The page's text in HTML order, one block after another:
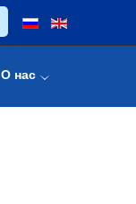
О нас